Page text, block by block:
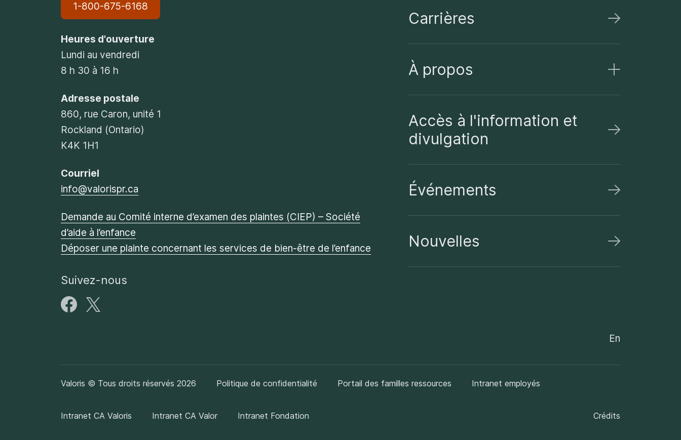
1-800-675-6168
Heures d'ouverture
Lundi au vendredi
8 h 30 à 16 h
Adresse postale
860, rue Caron, unité 1
Rockland (Ontario)
K4K 1H1
Courriel
info@valorispr.ca
Demande au Comité interne d’examen des plaintes (CIEP) – Société
d’aide à l’enfance
Déposer une plainte concernant les services de bien-être de l’enfance
Suivez-nous
Carrières
À propos
Accès à l'information et
divulgation
Événements
Nouvelles
En
Valoris © Tous droits réservés 2026 Politique de confidentialité Portail des familles ressources Intranet employés
Intranet CA Valoris Intranet CA Valor Intranet Fondation Crédits